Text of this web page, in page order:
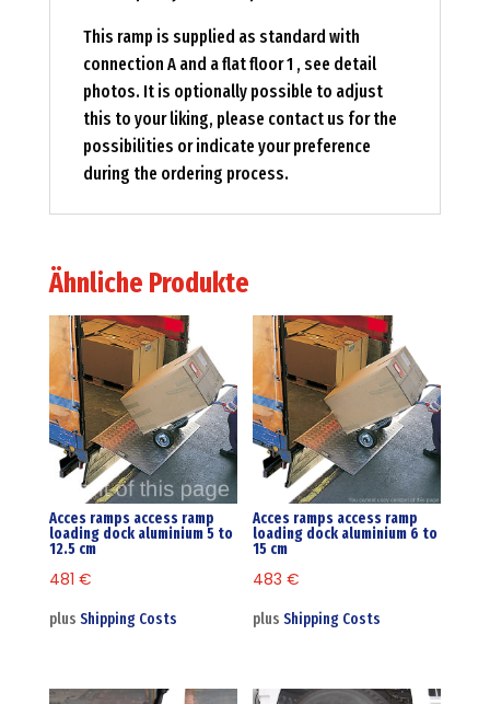
This ramp is supplied as standard with
connection A and a flat floor 1 , see detail
photos. It is optionally possible to adjust
this to your liking, please contact us for the
possibilities or indicate your preference
during the ordering process.
Ähnliche Produkte
Acces ramps access ramp
loading dock aluminium 5 to
12.5 cm
481 €
plus Shipping Costs
Acces ramps access ramp
loading dock aluminium 6 to
15 cm
483€
plusShipping Costs